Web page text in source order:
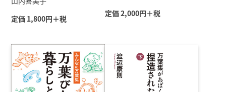
定価 1,800円＋税
定価 2,000円＋税